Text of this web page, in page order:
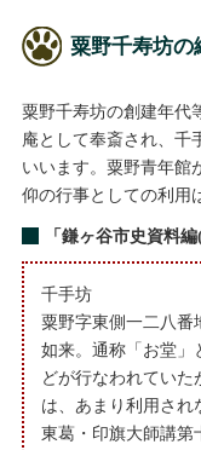
粟野千寿坊の
粟野千寿坊の創建年代
庵として奉斎され、千
いいます。粟野青年館
仰の行事としての利用
「鎌ヶ谷市史資料
千手坊
粟野字東側一二八番
如来。通称「お堂」
どが行なわれていた
は、あまり利用され
東葛・印旗大師講第